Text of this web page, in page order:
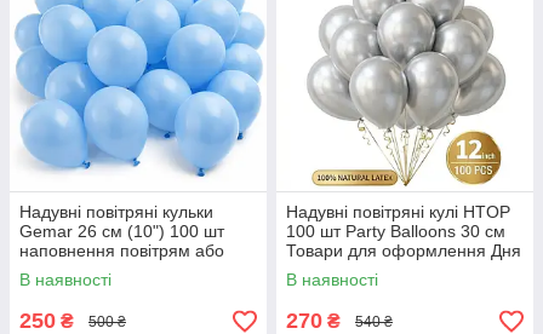
Надувні повітряні кульки
Gemar 26 см (10") 100 шт
наповнення повітрям або
гелієм Блакитний
В наявності
250 ₴ 500 ₴
Надувні повітряні кулі HTOP
100 шт Party Balloons 30 см
Товари для оформлення Дня
народження Святкова
атрибутика Сірий металік
В наявності
270 ₴ 540 ₴